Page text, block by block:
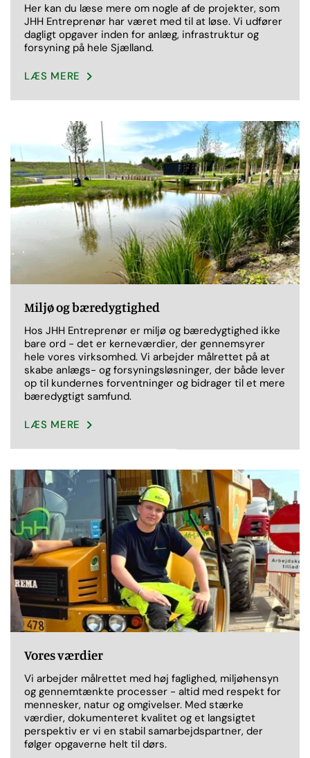
Her kan du læse mere om nogle af de projekter, som
JHH Entreprenør har været med til at løse. Vi udfører
dagligt opgaver inden for anlæg, infrastruktur og
forsyning på hele Sjælland.
LÆS MERE
Miljø og bæredygtighed
Hos JHH Entreprenør er miljø og bæredygtighed ikke
bare ord - det er kerneværdier, der gennemsyrer
hele vores virksomhed. Vi arbejder målrettet på at
skabe anlægs- og forsyningsløsninger, der både lever
op til kundernes forventninger og bidrager til et mere
bæredygtigt samfund.
LÆS MERE
Vores værdier
Vi arbejder målrettet med høj faglighed, miljøhensyn
og gennemtænkte processer - altid med respekt for
mennesker, natur og omgivelser. Med stærke
værdier, dokumenteret kvalitet og et langsigtet
perspektiv er vi en stabil samarbejdspartner, der
følger opgaverne helt til dørs.